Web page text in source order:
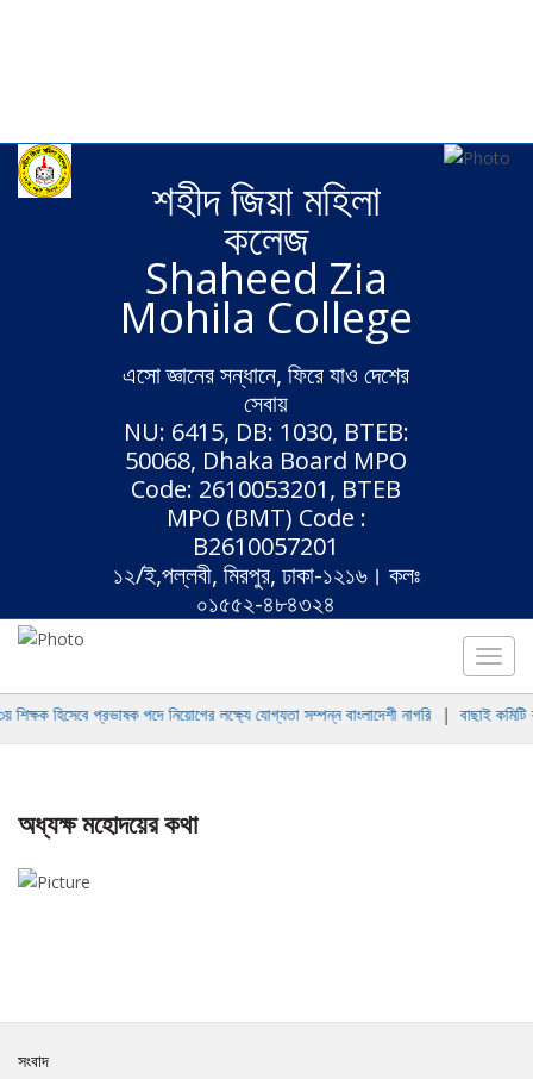
শহীদ জিয়া মহিলা
কলেজ
Shaheed Zia
Mohila College
এসো জ্ঞানের সন্ধানে, ফিরে যাও দেশের
সেবায়
NU: 6415, DB: 1030, BTEB:
50068, Dhaka Board MPO
Code: 2610053201, BTEB
MPO (BMT) Code :
B2610057201
১২/ই,পল্লবী, মিরপুর, ঢাকা-১২১৬। কলঃ
০১৫৫২-৪৮৪৩২৪
হিসেবে প্রভাষক পদে নিয়োগের লক্ষ্যে যোগ্যতা সম্পন্ন বাংলাদেশী নাগরি| বাছাই
অধ্যক্ষ মহোদয়ের কথা
সংবাদ